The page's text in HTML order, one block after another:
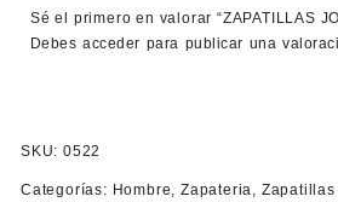
Sé el primero en valorar “ZAPATILLAS
Debesacceder para publicar una
SKU: 0522
Categorías: Hombre,Zapateria, Zapatillas